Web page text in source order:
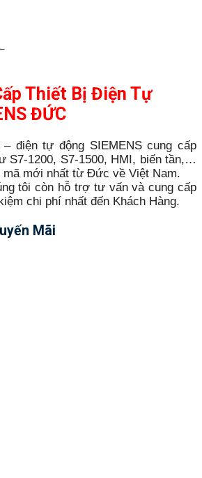
Thiết Bị Điện Tự
ĐỨC
điện tự động SIEMENS cung cấp
S7-1200, S7-1500, HMI, biến tần,…
mã mới nhất từ Đức về Việt Nam.
tôi còn hỗ trợ tư vấn và cung cấp
chi phí nhất đến Khách Hàng.
Mãi